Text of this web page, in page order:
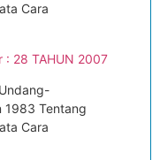
Cara
: 28 TAHUN 2007
1983 Tentang
Cara